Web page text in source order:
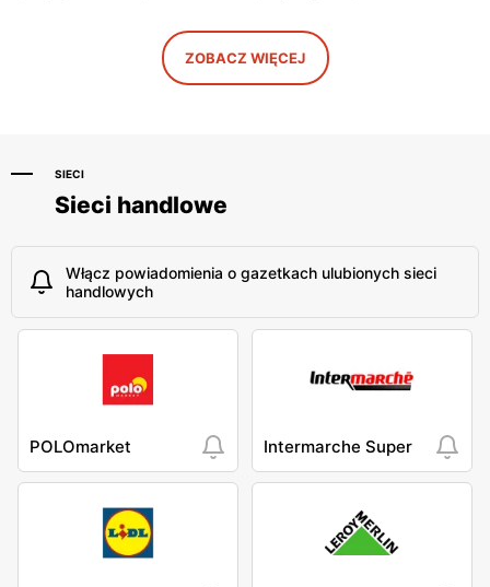
Niebylec, ul. Niebylec 139 Opole, ul. Grudzicka 45
ZOBACZ WIĘCEJ
SIECI
Sieci handlowe
Włącz powiadomienia o gazetkach ulubionych sieci
handlowych
POLOmarket Intermarche Super